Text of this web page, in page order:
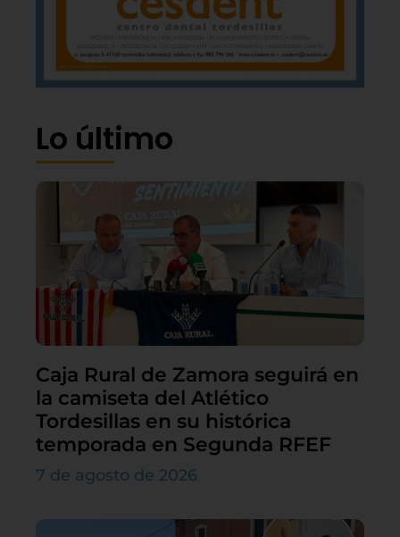
Lo último
Caja Rural de Zamora seguirá en
la camiseta del Atlético
Tordesillas en su histórica
temporada en Segunda RFEF
7 de agosto de 2026